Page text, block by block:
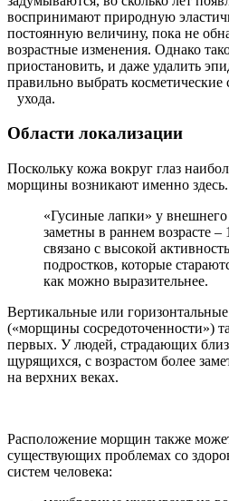
воспринимают природную
постоянную величину, пока не
возрастные изменения. Однако
приостановить, и даже удалить
правильно выбрать косметические
ухода.
Области локализации
Поскольку кожа вокруг глаз
морщины возникают именно здесь.
«Гусиные лапки» у внешнего
заметны в раннем возрасте –
связано с высокой
подростков, которые
как можно выразительнее.
Вертикальные или
(«морщины сосредоточенности»)
первых. У людей, страдающих
щурящихся, с возрастом более
на верхних веках.
Расположение морщин также
существующих проблемах со
систем человека: